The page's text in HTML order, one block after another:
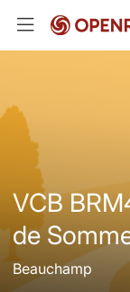
VCB
de
Beauchamp